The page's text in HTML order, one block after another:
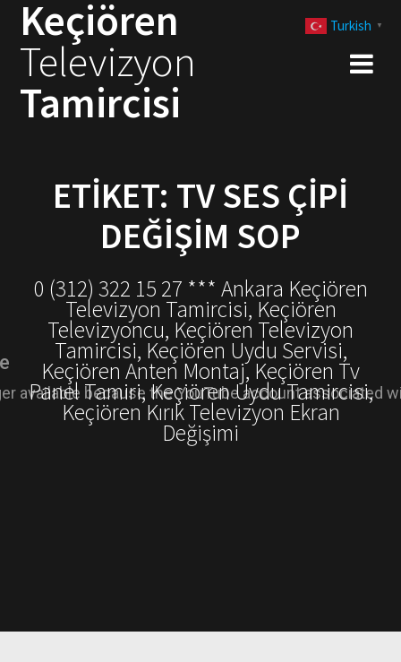
Keçiören
Televizyon
Tamircisi
ETIKET: TV SES ÇIPI
DEĞIŞIM SOP
0 (312) 322 15 27 *** Ankara Keçiören
Televizyon Tamircisi, Keçiören
Televizyoncu, Keçiören Televizyon
Tamircisi, Keçiören Uydu Servisi,
Keçiören Anten Montaj, Keçiören Tv
Panel Tamiri, Keçiören Uydu Tamircisi,
Keçiören Kırık Televizyon Ekran
Değişimi
Turkish ▼